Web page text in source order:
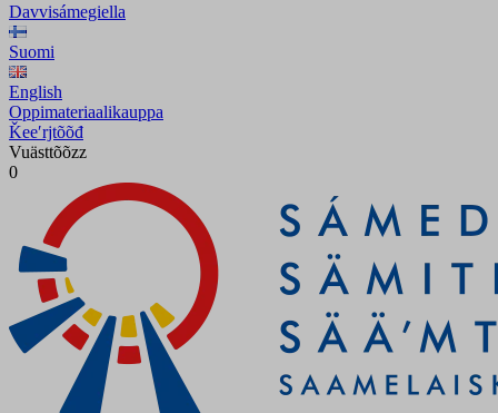
Davvisámegiella
Suomi
English
Oppimateriaalikauppa
Ǩeeʹrjtõõđ
Vuästtõõzz
0